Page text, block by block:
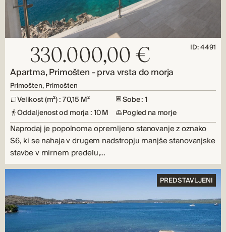
330.000,00 € ID: 4491
Apartma, Primošten - prva vrsta do morja
Primošten, Primošten
Velikost (m²) : 70,15 M²
Sobe : 1
Oddaljenost od morja : 10 M
Pogled na morje
Naprodaj je popolnoma opremljeno stanovanje z oznako
S6, ki se nahaja v drugem nadstropju manjše stanovanjske
stavbe v mirnem predelu,…
PREDSTAVLJENI